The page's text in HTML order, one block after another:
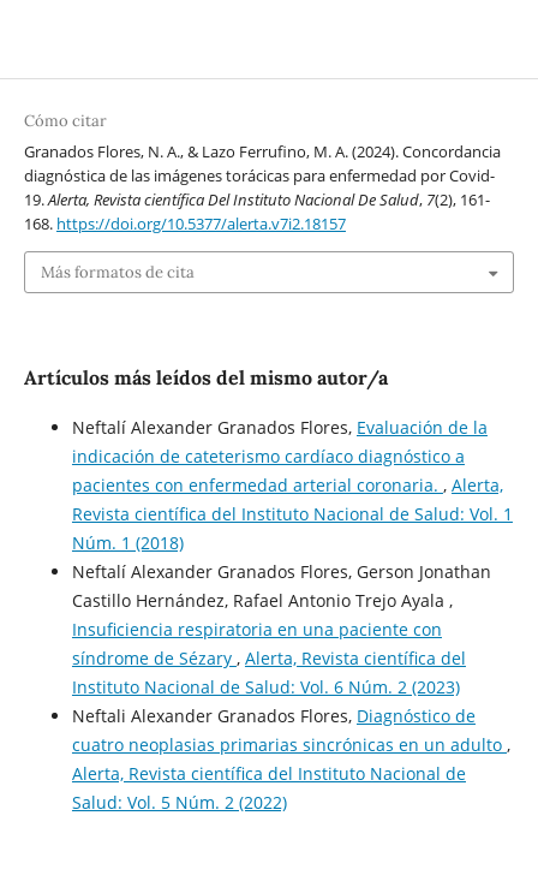
Cómo citar
Granados Flores, N. A., & Lazo Ferrufino, M. A. (2024). Concordancia
diagnóstica de las imágenes torácicas para enfermedad por Covid-
19.Alerta, Revista científica Del Instituto Nacional De Salud, 7(2), 161-
168. https://doi.org/10.5377/alerta.v7i2.18157
Más formatos de cita
Artículos más leídos del mismo autor/a
Neftalí Alexander Granados Flores, Evaluación de la
indicación de cateterismo cardíaco diagnóstico a
pacientes con enfermedad arterial coronaria. , Alerta,
Revista científica del Instituto Nacional de Salud: Vol. 1
Núm. 1 (2018)
Neftalí Alexander Granados Flores, Gerson Jonathan
Castillo Hernández, Rafael Antonio Trejo Ayala ,
Insuficiencia respiratoria en una paciente con
síndrome de Sézary , Alerta, Revista científica del
Instituto Nacional de Salud: Vol. 6 Núm. 2 (2023)
Neftali Alexander Granados Flores, Diagnóstico de
cuatro neoplasias primarias sincrónicas en un adulto ,
Alerta, Revista científica del Instituto Nacional de
Salud: Vol. 5 Núm. 2 (2022)